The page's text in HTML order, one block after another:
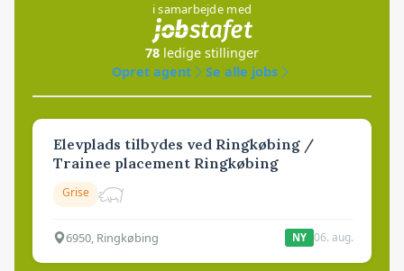
i samarbejde med
78 ledige stillinger
Opret agent
Se alle jobs
Elevplads tilbydes ved Ringkøbing /
Trainee placement Ringkøbing
Grise
6950, Ringkøbing NY 06. aug.